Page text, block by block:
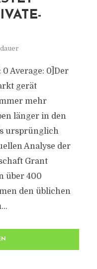
Average: 0]Der
gerät
mehr
länger in den
ursprünglich
Analyse der
Grant
über 400
den üblichen